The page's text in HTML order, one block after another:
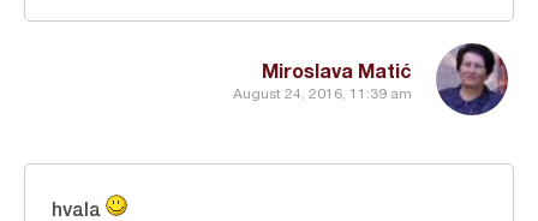
Miroslava Matić
August 24, 2016, 11:39 am
hvala